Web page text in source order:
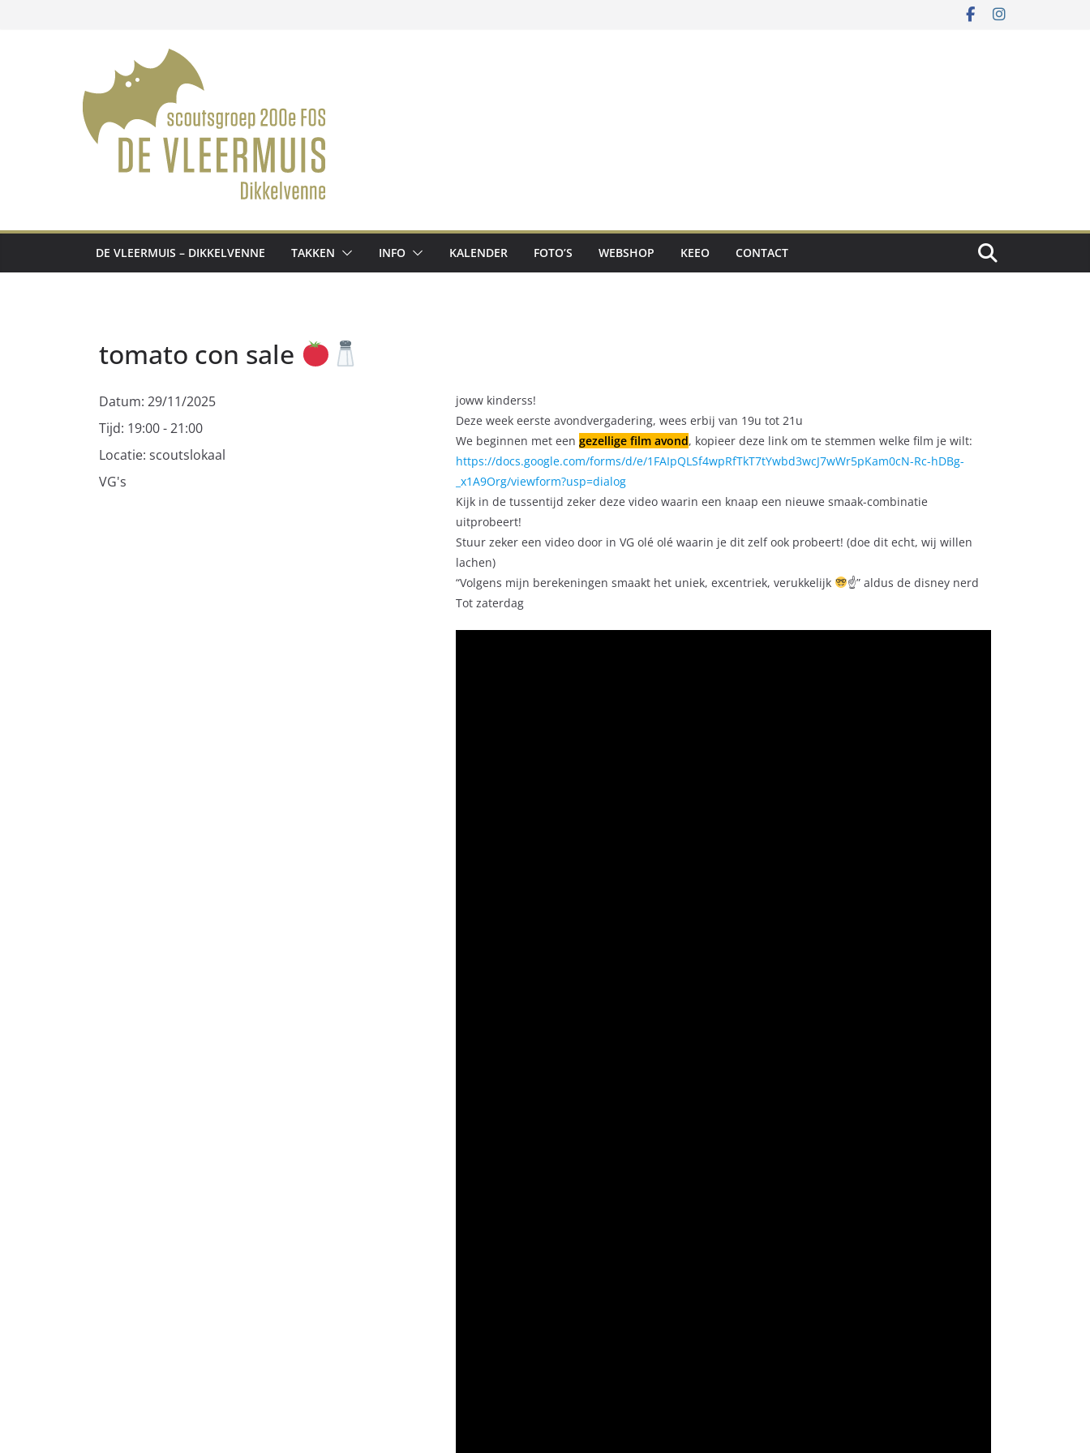
DE VLEERMUIS – DIKKELVENNE TAKKEN INFO KALENDER FOTO’S WEBSHOP KEEO CONTACT
tomato con sale
Datum: 29/11/2025
Tijd: 19:00 - 21:00
Locatie: scoutslokaal
VG's
joww kinderss!
Deze week eerste avondvergadering, wees erbij van 19u tot 21u
We beginnen met een gezellige film avond, kopieer deze link om te stemmen welke film je wilt:
https://docs.google.com/forms/d/e/1FAIpQLSf4wpRfTkT7tYwbd3wcJ7wWr5pKam0cN-Rc-hDBg-
_x1A9Org/viewform?usp=dialog
Kijk in de tussentijd zeker deze video waarin een knaap een nieuwe smaak-combinatie
uitprobeert!
Stuur zeker een video door in VG olé olé waarin je dit zelf ook probeert! (doe dit echt, wij willen
lachen)
“Volgens mijn berekeningen smaakt het uniek, excentriek, verukkelijk
☝” aldus de disney nerd
Tot zaterdag